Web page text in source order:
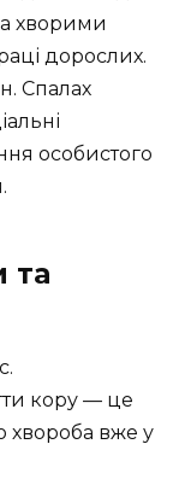
хворими
дорослих.
Спалах
особистого
та
кору — це
хвороба вже у